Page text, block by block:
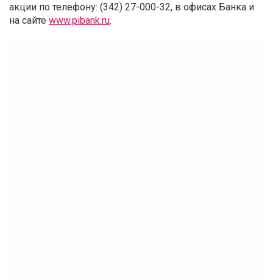
акции по телефону: (342) 27-000-32, в офисах Банка и
на сайте www.pibank.ru.